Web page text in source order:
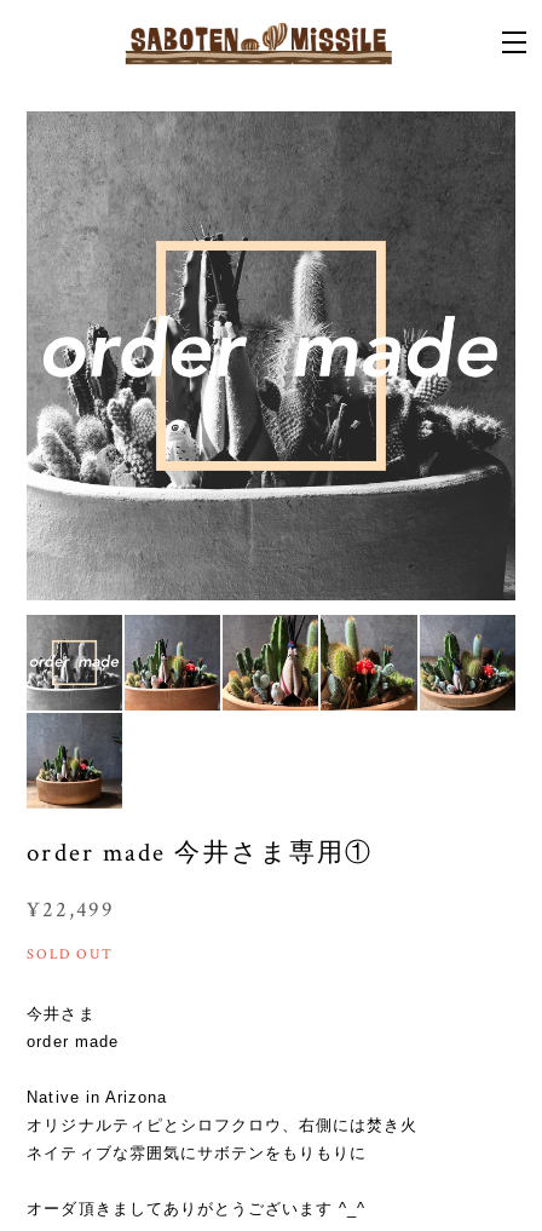
order made 今井さま専用①
¥22,499
SOLD OUT
今井さま
order made
Native in Arizona
オリジナルティピとシロフクロウ、右側には焚き火
ネイティブな雰囲気にサボテンをもりもりに
オーダ頂きましてありがとうございます ^_^